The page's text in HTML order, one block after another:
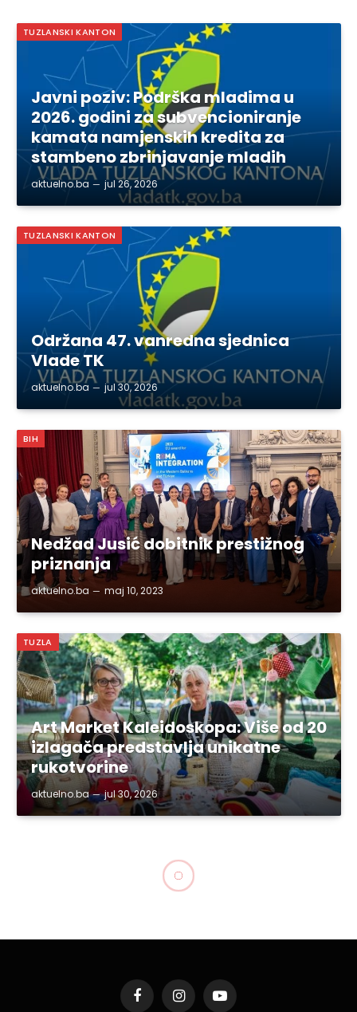
TUZLANSKI KANTON
Javni poziv: Podrška mladima u
2026. godini za subvencioniranje
kamata namjenskih kredita za
stambeno zbrinjavanje mladih
aktuelno.ba jul 26, 2026
TUZLANSKI KANTON
Održana 47. vanredna sjednica
Vlade TK
aktuelno.ba jul 30, 2026
BIH
Nedžad Jusić dobitnik prestižnog
priznanja
aktuelno.ba maj 10, 2023
TUZLA
Art Market Kaleidoskopa: Više od 20
izlagača predstavlja unikatne
rukotvorine
aktuelno.ba jul 30, 2026
FacebookInstagramYouTube